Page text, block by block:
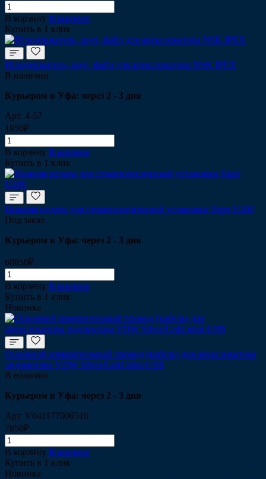
В корзину В корзине
Купить в 1 клик
Иглодержатель, щуп, файл для апекслокатора NSK IPEX
В наличии
Курьером в Уфа: через 2 - 3 дня
Арт. 4-57
1850₽
В корзину В корзине
Купить в 1 клик
Нижняя подача для стоматологической установки Siger U200
Под заказ
Курьером в Уфа: через 2 - 3 дня
68850₽
В корзину В корзине
Купить в 1 клик
Новинка
Основной измерительный провод (кабель) для апекслокатора
эндомотора VDW Silver/Gold mini-USB
В наличии
Курьером в Уфа: через 2 - 3 дня
Арт. V041177000516
7850₽
В корзину В корзине
Купить в 1 клик
Новинка